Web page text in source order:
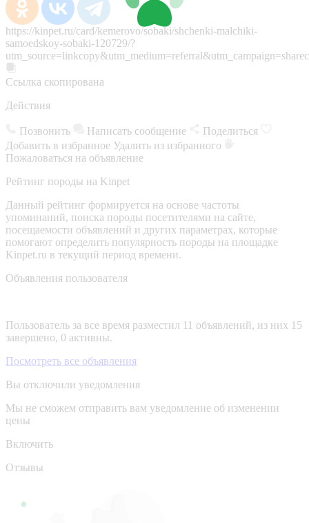
https://kinpet.ru/card/kemerovo/sobaki/shchenki-malchiki-
samoedskoy-sobaki-120729/?
Ссылка скопирована
Действия
Позвонить Написать сообщение
Поделиться
Добавить в избранное Удалить из избранного
Пожаловаться на объявление
Рейтинг породы на Kinpet
Данный рейтинг формируется на основе частоты
упоминаний, поиска породы посетителями на сайте,
посещаемости объявлений и других параметрах, которые
помогают определить популярность породы на площадке
Kinpet.ru в текущий период времени.
Объявления пользователя
Пользователь за все время разместил 11 объявлений, из них 15
завершено, 0 активны.
Посмотреть все объявления
Вы отключили уведомления
Мы не сможем отправить вам уведомление об изменении
цены
Включить
Отзывы